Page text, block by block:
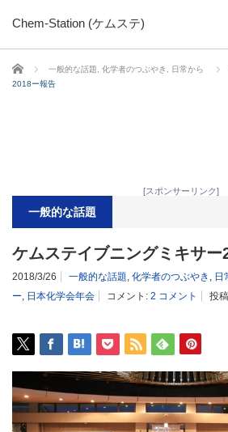
Chem-Station (ケムステ)
ホーム 一般的な話題 化学者のつぶやき 日常から
2018ー報告
[スポンサーリンク]
一般的な話題
ケムステイブニングミキサー
2018/3/26 一般的な話題, 化学者のつぶやき , 日
ー, 日本化学会年会 コメント: 2 コメント 投